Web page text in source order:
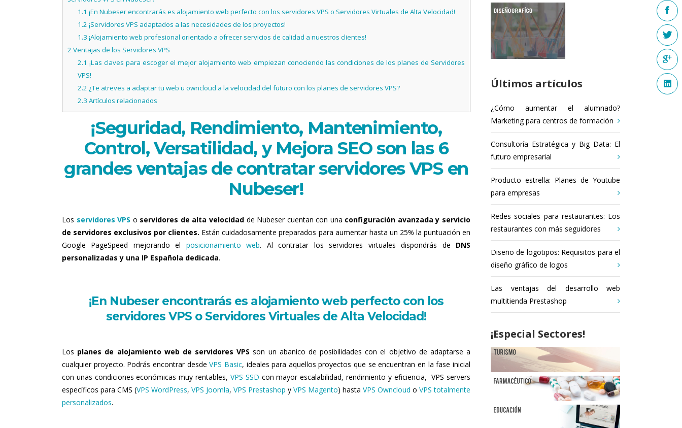
1.1 ¡En Nubeser encontrarás es alojamiento web perfecto con los servidores VPS o Servidores Virtuales de Alta Velocidad!
1.2 ¡Servidores VPS adaptados a las necesidades de los proyectos!
1.3 ¡Alojamiento web profesional orientado a ofrecer servicios de calidad a nuestros clientes!
2 Ventajas de los Servidores VPS
2.1 ¡Las claves para escoger el mejor alojamiento web empiezan conociendo las condiciones de los planes de Servidores
VPS!
2.2 ¿Te atreves a adaptar tu web u owncloud a la velocidad del futuro con los planes de servidores VPS?
2.3 Artículos relacionados
¡Seguridad, Rendimiento, Mantenimiento,
Control, Versatilidad, y Mejora SEO son las 6
grandes ventajas de contratar servidores VPS en
Nubeser!
Los servidores VPS o servidores de alta velocidadde Nubeser cuentan con una configuración avanzada y servicio
de servidores exclusivos por clientes. Están cuidadosamente preparados para aumentar hasta un 25% la puntuación en
Google PageSpeed mejorando el posicionamiento web. Al contratar los servidores virtuales dispondrás de DNS
personalizadas y una IP Española dedicada.
¡En Nubeser encontrarás es alojamiento web perfecto con los
servidores VPS o Servidores Virtuales de Alta Velocidad!
Los planes de alojamiento web de servidores VPS son un abanico de posibilidades con el objetivo de adaptarse a
cualquier proyecto. Podrás encontrar desdeVPS Basic, ideales para aquellos proyectos que se encuentran en la fase inicial
con unas condiciones económicas muy rentables, VPS SSD con mayor escalabilidad, rendimiento y eficiencia, VPS servers
específicos para CMS (VPS WordPress, VPS Joomla, VPS Prestashop y VPS Magento) hasta VPS Owncloud o VPS totalmente
personalizados.
Últimos artículos
¿Cómo aumentar el alumnado?
Marketing para centros de formación
Consultoría Estratégica y Big Data: El
futuro empresarial
Producto estrella: Planes de Youtube
para empresas
Redes sociales para restaurantes: Los
restaurantes con más seguidores
Diseño de logotipos: Requisitos para el
diseño gráfico de logos
Las ventajas del desarrollo web
multitienda Prestashop
¡Especial Sectores!